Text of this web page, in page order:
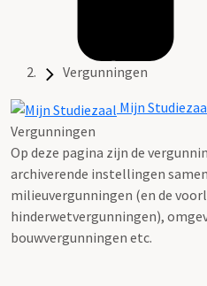
Vergunningen
Mijn
Vergunningen
Op deze pagina zijn de
archiverende instellingen
milieuvergunningen (en de
hinderwetvergunningen),
bouwvergunningen etc.